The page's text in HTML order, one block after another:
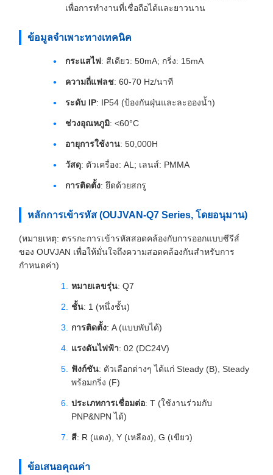
เพื่อการทำงานที่เชื่อถือได้และยาวนาน
ข้อมูลจำเพาะทางเทคนิค
กระแสไฟ: สีเดียว: 50mA; กริ่ง: 15mA
ความถี่แฟลช: 60-70 Hz/นาที
ระดับ IP: IP54 (ป้องกันฝุ่นและละอองน้ำ)
ช่วงอุณหภูมิ: <60°C
อายุการใช้งาน: 50,000H
วัสดุ: ตัวเครื่อง: AL; เลนส์: PMMA
การติดตั้ง: ยึดด้วยสกรู
หลักการเข้ารหัส (OUJVAN-Q7 Series, โดยอนุมาน)
(หมายเหตุ: ตรรกะการเข้ารหัสสอดคล้องกับการออกแบบซีรีส์
ของ OUVJAN เพื่อให้มั่นใจถึงความสอดคล้องกันสำหรับการ
กำหนดค่า)
หมายเลขรุ่น: Q7
ชั้น: 1 (หนึ่งชั้น)
การติดตั้ง: A (แบบพับได้)
แรงดันไฟฟ้า: 02 (DC24V)
ฟังก์ชัน: ตัวเลือกต่างๆ ได้แก่ Steady (B), Steady
พร้อมกริ่ง (F)
ประเภทการเชื่อมต่อ: T (ใช้งานร่วมกับ
PNP&NPN ได้)
สี: R (แดง), Y (เหลือง), G (เขียว)
ข้อเสนอคุณค่า